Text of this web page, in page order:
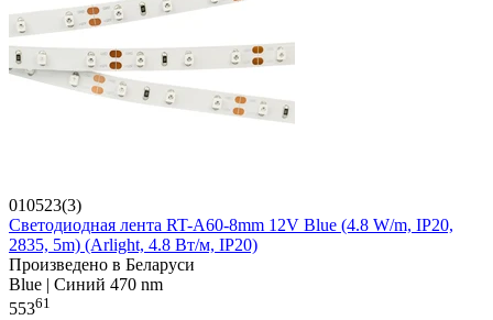
010523(3)
Светодиодная лента RT-A60-8mm 12V Blue (4.8 W/m, IP20,
2835, 5m) (Arlight, 4.8 Вт/м, IP20)
Произведено в Беларуси
Blue | Синий 470 nm
55361